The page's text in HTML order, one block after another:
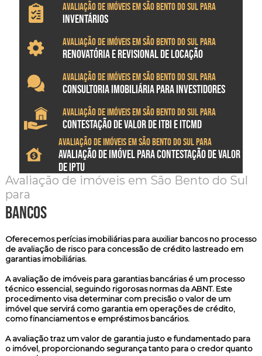
Avaliação de imóveis em São Bento do Sul para
INVENTÁRIOS
Avaliação de imóveis em São Bento do Sul para
RENOVATÓRIA E REVISIONAL DE LOCAÇÃO
Avaliação de imóveis em São Bento do Sul para
CONSULTORIA IMOBILIÁRIA PARA INVESTIDORES
Avaliação de imóveis em São Bento do Sul para
CONTESTAÇÃO DE VALOR DE ITBI E ITCMD
Avaliação de imóveis em São Bento do Sul para
AVALIAÇÃO DE IMÓVEL PARA CONTESTAÇÃO DE VALOR
DE IPTU
Avaliação de imóveis em São Bento do Sul
para
bancos
Oferecemos perícias imobiliárias para auxiliar bancos no processo
de avaliação de risco para concessão de crédito lastreado em
garantias imobiliárias.
A avaliação de imóveis para garantias bancárias é um processo
técnico essencial, seguindo rigorosas normas da ABNT. Este
procedimento visa determinar com precisão o valor de um
imóvel que servirá como garantia em operações de crédito,
como financiamentos e empréstimos bancários.
A avaliação traz um valor de garantia justo e fundamentado para
o imóvel, proporcionando segurança tanto para o credor quanto